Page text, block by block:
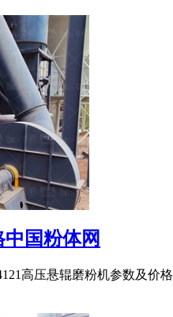
国粉体网
高压悬辊磨粉机参数及价